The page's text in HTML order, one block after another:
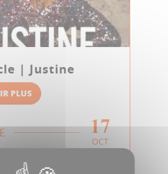
| Justine
PLUS
17
OCT